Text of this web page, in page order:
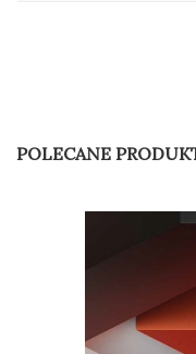
POLECANE